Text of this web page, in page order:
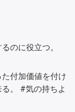
のに役立つ。
付加価値を付け
。 #気の持ちよ